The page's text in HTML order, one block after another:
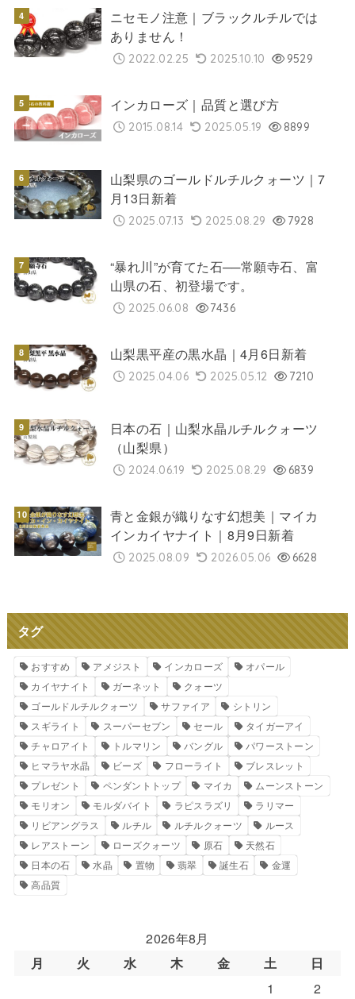
ニセモノ注意｜ブラックルチルでは
ありません！
2022.02.25 2025.10.10 9529
インカローズ｜品質と選び方
2015.08.14 2025.05.19 8899
山梨県のゴールドルチルクォーツ｜7
月13日新着
2025.07.13 2025.08.29 7928
“暴れ川”が育てた石──常願寺石、富
山県の石、初登場です。
2025.06.08 7436
山梨黒平産の黒水晶｜4月6日新着
2025.04.06 2025.05.12 7210
日本の石｜山梨水晶ルチルクォーツ
（山梨県）
2024.06.19 2025.08.29 6839
青と金銀が織りなす幻想美｜マイカ
インカイヤナイト｜8月9日新着
2025.08.09 2026.05.06 6628
タグ
おすすめ アメジスト インカローズ
オパール
カイヤナイト
ガーネット
クォーツ
ゴールドルチルクォーツ
サファイア
シトリン
スギライト
スーパーセブン セール
タイガーアイ
チャロアイト
トルマリン バングル
パワーストーン
ヒマラヤ水晶
ビーズ フローライト
ブレスレット
プレゼント
ペンダントトップ マイカ
ムーンストーン
モリオン
モルダバイト ラピスラズリ
ラリマー
リビアングラス
ルチル ルチルクォーツ
ルース
レアストーン
ローズクォーツ 原石
天然石
日本の石
水晶 置物 翡翠 誕生石
金運
高品質
2026年8月
月
火 水 木 金 土
日
1
2